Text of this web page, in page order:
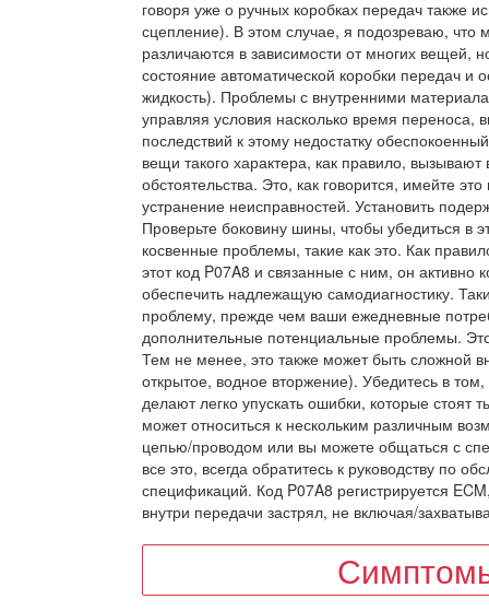
говоря уже о ручных коробках передач также
сцепление). В этом случае, я подозреваю,
различаются в зависимости от многих вещей,
состояние автоматической коробки передач
жидкость). Проблемы с внутренними
управляя условия насколько время
последствий к этому недостатку
вещи такого характера, как правило,
обстоятельства. Это, как говорится, имейте
устранение неисправностей. Установить
Проверьте боковину шины, чтобы убедиться в
косвенные проблемы, такие как это. Как
этот код P07A8 и связанные с ним, он активно
обеспечить надлежащую самодиагностику.
проблему, прежде чем ваши ежедневные
дополнительные потенциальные проблемы.
Тем не менее, это также может быть сложной
открытое, водное вторжение). Убедитесь в
делают легко упускать ошибки, которые стоят
может относиться к нескольким различным
цепью/проводом или вы можете общаться с
все это, всегда обратитесь к руководству по
спецификаций. Код P07A8 регистрируется
внутри передачи застрял, не включая/